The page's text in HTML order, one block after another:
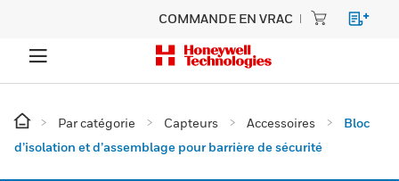
COMMANDE EN VRAC
Par catégorie Capteurs Accessoires
Bloc
d’isolation et d’assemblage pour barrière de sécurité